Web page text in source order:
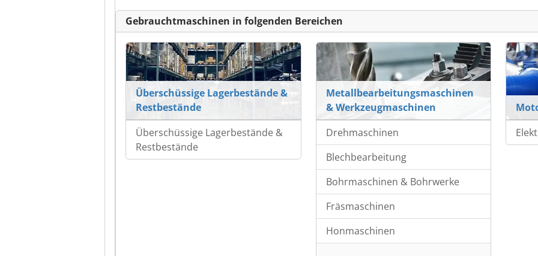
Gebrauchtmaschinen in folgenden Bereichen
Überschüssige Lagerbestände &
Restbestände
Überschüssige Lagerbestände &
Restbestände
Metallbearbeitungsmaschinen
& Werkzeugmaschinen
Drehmaschinen
Blechbearbeitung
Bohrmaschinen & Bohrwerke
Fräsmaschinen
Honmaschinen